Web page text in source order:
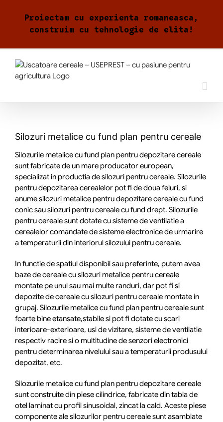
Proiectam cu experienta romaneasca,
construim cu tehnologie de elita!
Silozuri metalice cu fund plan pentru cereale
Silozurile metalice cu fund plan pentru depozitare cereale
sunt fabricate de un mare producator european,
specializat in productia de silozuri pentru cereale. Silozurile
pentru depozitarea cerealelor pot fi de doua feluri, si
anume silozuri metalice pentru depozitare cereale cu fund
conic sau silozuri pentru cereale cu fund drept. Silozurile
pentru cereale sunt dotate cu sisteme de ventilatie a
cerealelor comandate de sisteme electronice de urmarire
a temperaturii din interiorul silozului pentru cereale.
In functie de spatiul disponibil sau preferinte, putem avea
baze de cereale cu silozuri metalice pentru cereale
montate pe unul sau mai multe randuri, dar pot fi si
depozite de cereale cu silozuri pentru cereale montate in
grupaj. Silozurile metalice cu fund plan pentru cereale sunt
foarte bine etansate,stabile si pot fi dotate cu scari
interioare-exterioare, usi de vizitare, sisteme de ventilatie
respectiv racire si o multitudine de senzori electronici
pentru determinarea nivelului sau a temperaturii produsului
depozitat, etc.
Silozurile metalice cu fund plan pentru depozitare cereale
sunt construite din piese cilindrice, fabricate din tabla de
otel laminat cu profil sinusoidal, zincat la cald. Aceste piese
componente ale silozurilor pentru cereale sunt asamblate